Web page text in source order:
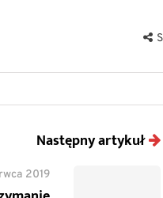
Następny artykuł
2019